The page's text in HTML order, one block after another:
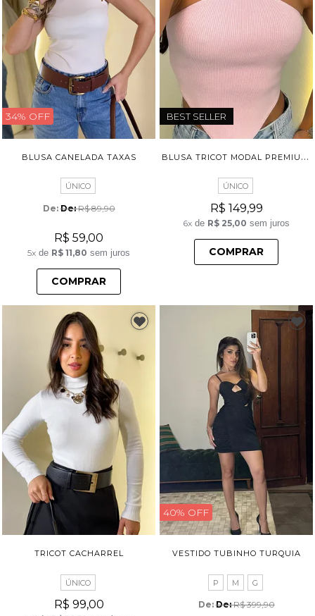
34% OFF
BLUSA CANELADA TAXAS
ÚNICO
De: R$ 89,90
R$ 59,00
5x de R$ 11,80 sem juros
COMPRAR
BEST SELLER
B
LUSA TRICOT MODAL PREMIUM LANA
ÚNICO
R$ 149,99
6x de R$ 25,00 sem juros
COMPRAR
TRICOT CACHARREL
ÚNICO
R$ 99,00
40% OFF
VESTIDO TUBINHO TURQUIA
P M G
De: R$ 399,90